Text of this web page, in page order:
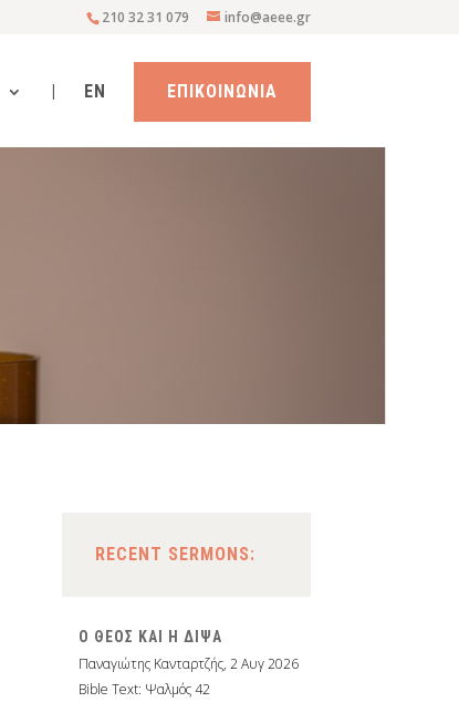
210 32 31 079 info@aeee.gr
| EN ΕΠΙΚΟΙΝΩΝΙΑ
RECENT SERMONS:
Ο ΘΕΟΣ ΚΑΙ Η ΔΙΨΑ
Παναγιώτης Κανταρτζής,2 Αυγ 2026
Bible Text: Ψαλμός 42